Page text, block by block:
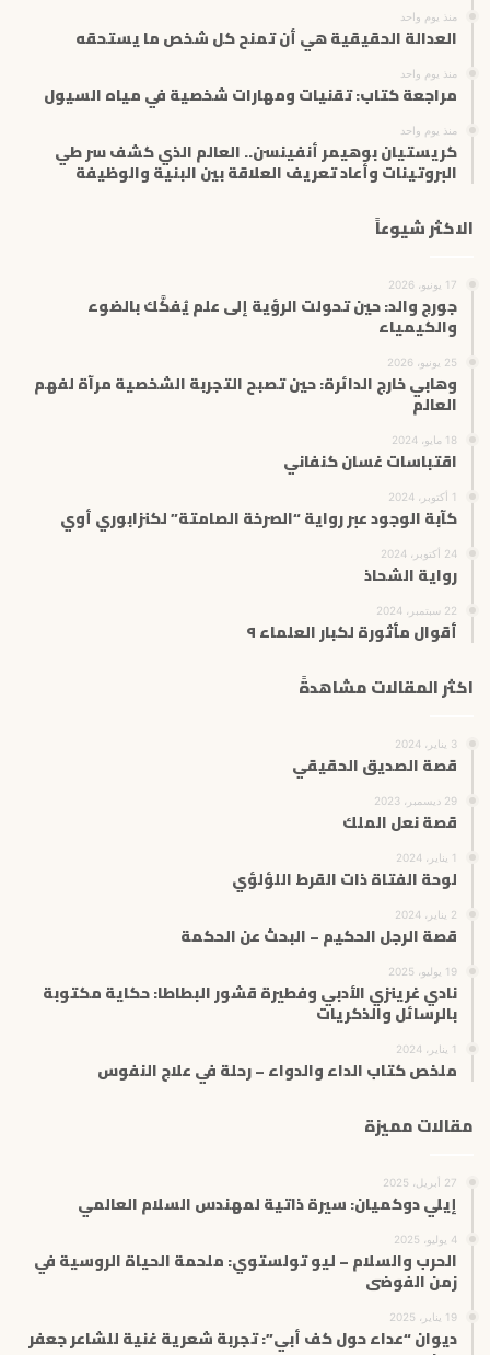
منذ يوم واحد
العدالة الحقيقية هي أن تمنح كل شخص ما يستحقه
منذ يوم واحد
مراجعة كتاب: تقنيات ومهارات شخصية في مياه السيول
منذ يوم واحد
كريستيان بوهيمر أنفينسن.. العالم الذي كشف سر طي
البروتينات وأعاد تعريف العلاقة بين البنية والوظيفة
الاكثر شيوعاً
17 يونيو، 2026
جورج والد: حين تحولت الرؤية إلى علم يُفكَّك بالضوء
والكيمياء
25 يونيو، 2026
وهابي خارج الدائرة: حين تصبح التجربة الشخصية مرآة لفهم
العالم
18 مايو، 2024
اقتباسات غسان كنفاني
1 أكتوبر، 2024
كآبة الوجود عبر رواية “الصرخة الصامتة” لكنزابوري أوي
24 أكتوبر، 2024
رواية الشحاذ
22 سبتمبر، 2024
أقوال مأثورة لكبار العلماء ٩
اكثر المقالات مشاهدةً
3 يناير، 2024
قصة الصديق الحقيقي
29 ديسمبر، 2023
قصة نعل الملك
1 يناير، 2024
لوحة الفتاة ذات القرط اللؤلؤي
2 يناير، 2024
قصة الرجل الحكيم – البحث عن الحكمة
19 يوليو، 2025
نادي غرينزي الأدبي وفطيرة قشور البطاطا: حكاية مكتوبة
بالرسائل والذكريات
1 يناير، 2024
ملخص كتاب الداء والدواء – رحلة في علاج النفوس
مقالات مميزة
27 أبريل، 2025
إيلي دوكميان: سيرة ذاتية لمهندس السلام العالمي
4 يوليو، 2025
الحرب والسلام – ليو تولستوي: ملحمة الحياة الروسية في
زمن الفوضى
19 يناير، 2025
ديوان “عداء حول كف أبي”: تجربة شعرية غنية للشاعر جعفر